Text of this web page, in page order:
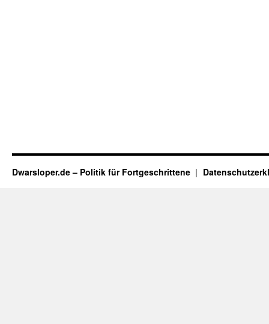
Dwarsloper.de – Politik für Fortgeschrittene